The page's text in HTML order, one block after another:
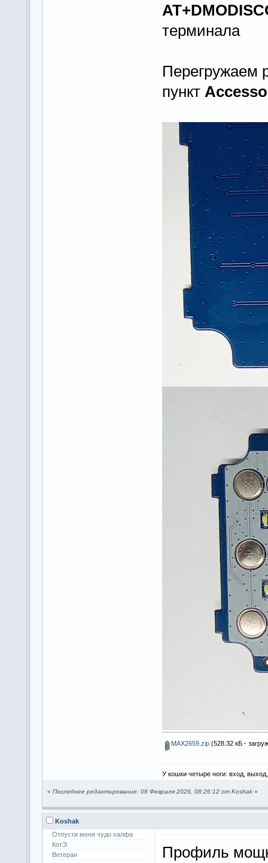
терминала
Перегружаем
пункт
MAX2659.zip(528.32 кБ -
У кошки четыре ноги: вход,
« Последнее редактирование: 08 Февраля 2026, 08:26:12 от Koshak »
Koshak
Отпусти меня чудо халфа
КотЭ
Ветеран
Профиль